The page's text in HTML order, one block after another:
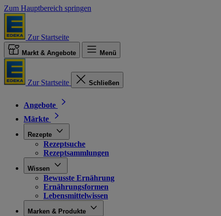
Zum Hauptbereich springen
Zur Startseite
Markt & Angebote Menü
Zur Startseite Schließen
Angebote
Märkte
Rezepte
Rezeptsuche
Rezeptsammlungen
Wissen
Bewusste Ernährung
Ernährungsformen
Lebensmittelwissen
Marken & Produkte